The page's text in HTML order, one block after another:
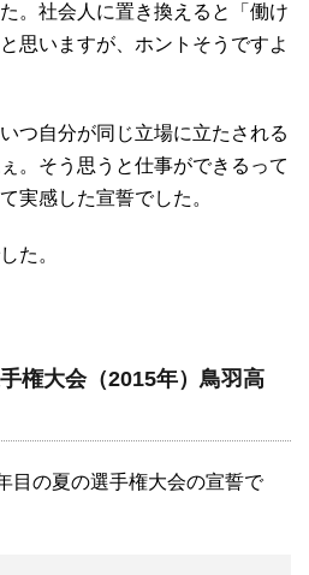
。社会人に置き換えると「働け
思いますが、ホントそうですよ
つ自分が同じ立場に立たされる
。そう思うと仕事ができるって
実感した宣誓でした。
た。
権大会（2015年）鳥羽高
目の夏の選手権大会の宣誓で